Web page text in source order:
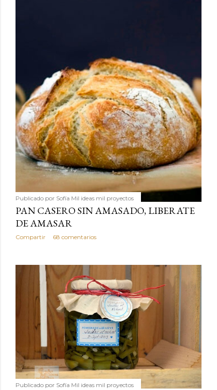
Publicado por Sofía Mil ideas mil proyectos
PAN CASERO SIN AMASADO, LIBERATE
DE AMASAR
Compartir 68 comentarios
Publicado por Sofía Mil ideas mil proyectos